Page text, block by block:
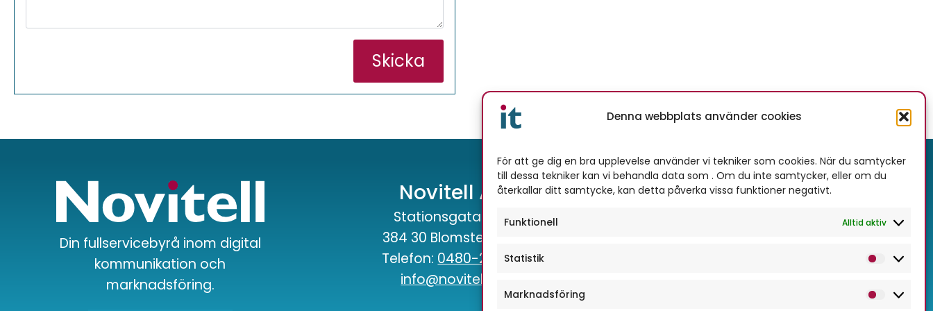
Denna webbplats använder cookies
För att ge dig en bra upplevelse använder vi tekniker som cookies. När du samtycker
till dessa tekniker kan vi behandla data som . Om du inte samtycker, eller om du
återkallar ditt samtycke, kan detta påverka vissa funktioner negativt.
Funktionell Alltid aktiv
Statistik
Marknadsföring
Skicka
Din fullservicebyrå inom digital
kommunikation och
marknadsföring.
Novitell AB
Stationsgatan 4A
384 30 Blomstermåla
Telefon: 0480-230 60
info@novitell.se
Hitta till oss
och
den småländska ostkusten. Det är fyra mil
Kalmar